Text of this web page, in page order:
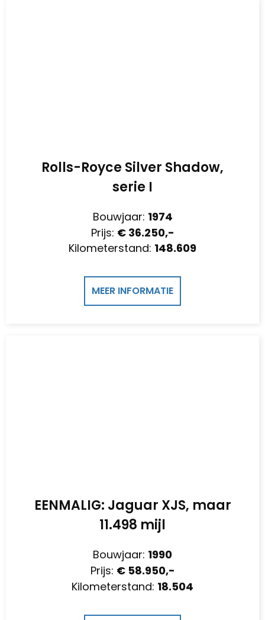
Rolls-Royce Silver Shadow,
serie I
Bouwjaar: 1974
Prijs: € 36.250,-
Kilometerstand: 148.609
MEER INFORMATIE
EENMALIG: Jaguar XJS, maar
11.498 mijl
Bouwjaar: 1990
Prijs: € 58.950,-
Kilometerstand: 18.504